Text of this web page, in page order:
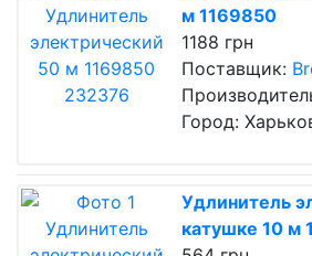
м 1169850
1188 грн
Поставщик:
Город:
Удлинитель
катушке 10 м